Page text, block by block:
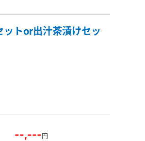
ットor出汁茶漬けセッ
--,---円